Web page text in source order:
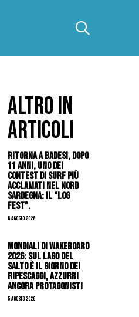
ALTRO IN
ARTICOLI
Ritorna a Badesi, dopo
11 anni, uno dei
contest di surf più
acclamati nel nord
Sardegna: il “Log
Fest”.
6 Agosto 2026
Mondiali di Wakeboard
2026: sul Lago del
Salto è il giorno dei
ripescaggi, azzurri
ancora protagonisti
5 Agosto 2026